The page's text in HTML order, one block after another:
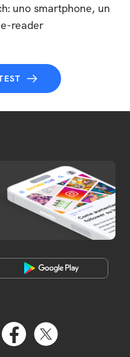
uno smartphone, un
reader